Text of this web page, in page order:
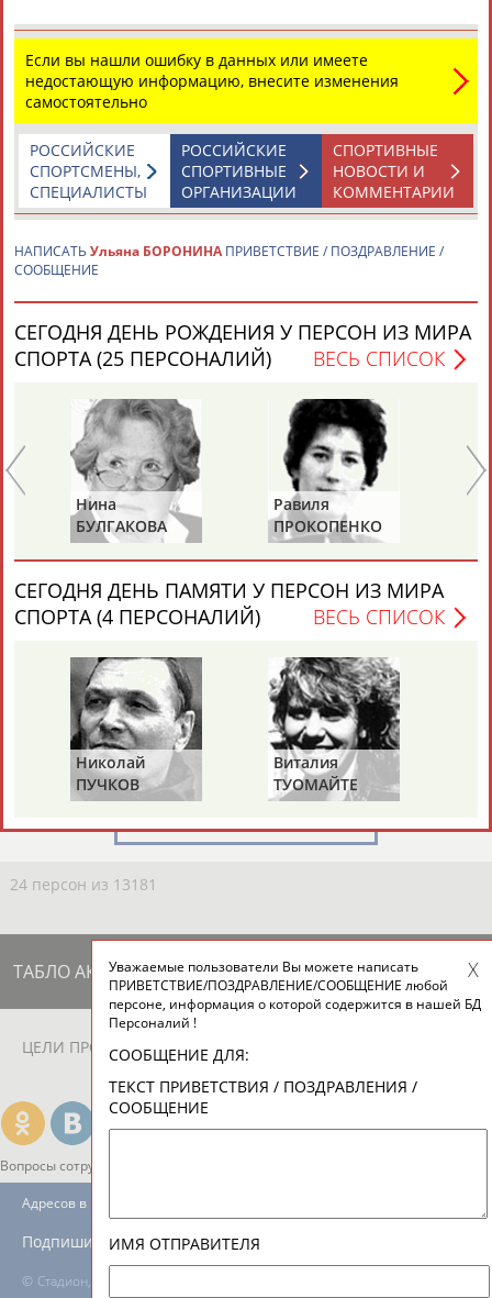
АББАТЕ-
БУЛАТОВА
АББЯСОВА
АБДИКАРИМОВААБДРАХМАНОВ
Каримжан
АБДРАХМАНОВ
Аделя
АБДРАХМАНОВА
Андрей
АБДУВАЛИЕВ
Герман
АБДУЛАЕВ
Рамазан
АБДУЛАЕВ
Тагир
АБДУЛАЕВ
Камиль
АБДУЛАЗИЗОВ
Загалав
АБДУЛБЕКОВ
Камалудин
АБДУЛДАУДОВ
Абдула
АБДУЛЖАЛИЛОВ
Магомед
АБДУЛКАГИРОВ
Назир
АБДУЛЛАЕВ
24 персон из 13181
ТАБЛО АКТИВНОСТИ
ЦЕЛИ ПРОЕКТА КОНТАКТЫ
Вопросы сотрудничества и совместной деятельности
© Стадион, 1998-2026
Адресов в новостной рассылке: 996
Подпишись
Если вы нашли ошибку в данных или имеете
недостающую информацию, внесите изменения
самостоятельно
СПОРТИВНЫЕ
НОВОСТИ И
КОММЕНТАРИИ
РОССИЙСКИЕ
СПОРТИВНЫЕ
ОРГАНИЗАЦИИ
РОССИЙСКИЕ
СПОРТСМЕНЫ,
СПЕЦИАЛИСТЫ
НАПИСАТЬ Ульяна БОРОНИНА ПРИВЕТСТВИЕ / ПОЗДРАВЛЕНИЕ /
СООБЩЕНИЕ
СЕГОДНЯ ДЕНЬ РОЖДЕНИЯ У ПЕРСОН ИЗ МИРА
СПОРТА (25 ПЕРСОНАЛИЙ)
ВЕСЬ СПИСОК
Нина
БУЛГАКОВА
Равиля
ПРОКОПЕНКО
(САЛИМОВА)
СЕГОДНЯ ДЕНЬ ПАМЯТИ У ПЕРСОН ИЗ МИРА
СПОРТА (4 ПЕРСОНАЛИЙ)
ВЕСЬ СПИСОК
Николай
ПУЧКОВ
Виталия
ТУОМАЙТЕ
Уважаемые пользователи Вы можете написать
ПРИВЕТСТВИЕ/ПОЗДРАВЛЕНИЕ/СООБЩЕНИЕ любой
персоне, информация о которой содержится в нашей БД
Персоналий !
СООБЩЕНИЕ ДЛЯ:
ТЕКСТ ПРИВЕТСТВИЯ / ПОЗДРАВЛЕНИЯ /
СООБЩЕНИЕ
ИМЯ ОТПРАВИТЕЛЯ